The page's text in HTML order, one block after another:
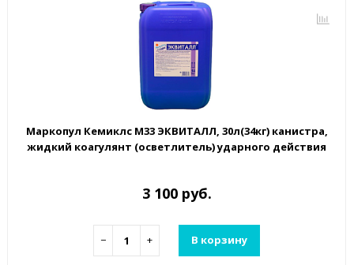
Маркопул Кемиклс М33 ЭКВИТАЛЛ, 30л(34кг) канистра,
жидкий коагулянт (осветлитель) ударного действия
3 100 руб.
− + В корзину